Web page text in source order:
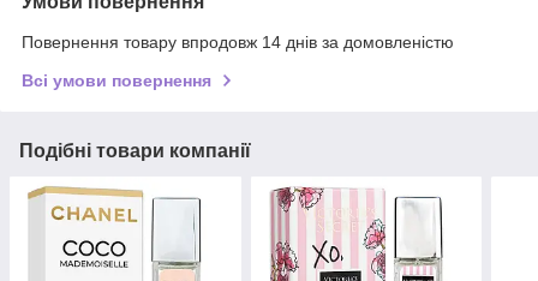
Повернення товару впродовж 14 днів за домовленістю
Всі умови повернення
Подібні товари компанії